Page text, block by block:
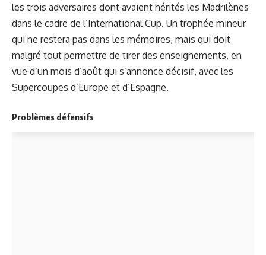
les trois adversaires dont avaient hérités les Madrilènes
dans le cadre de l’International Cup. Un trophée mineur
qui ne restera pas dans les mémoires, mais qui doit
malgré tout permettre de tirer des enseignements, en
vue d’un mois d’août qui s’annonce décisif, avec les
Supercoupes d’Europe et d’Espagne.
Problèmes défensifs